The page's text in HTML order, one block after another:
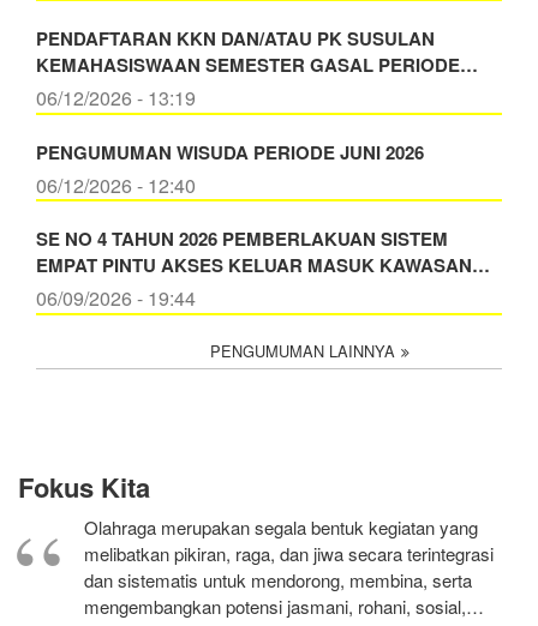
PENDAFTARAN KKN DAN/ATAU PK SUSULAN
KEMAHASISWAAN SEMESTER GASAL PERIODE…
06/12/2026 - 13:19
PENGUMUMAN WISUDA PERIODE JUNI 2026
06/12/2026 - 12:40
SE NO 4 TAHUN 2026 PEMBERLAKUAN SISTEM
EMPAT PINTU AKSES KELUAR MASUK KAWASAN…
06/09/2026 - 19:44
PENGUMUMAN LAINNYA
Fokus Kita
Olahraga merupakan segala bentuk kegiatan yang
melibatkan pikiran, raga, dan jiwa secara terintegrasi
dan sistematis untuk mendorong, membina, serta
mengembangkan potensi jasmani, rohani, sosial,…